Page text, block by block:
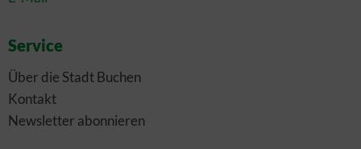
Service
Über die Stadt Buchen
Kontakt
Newsletter abonnieren